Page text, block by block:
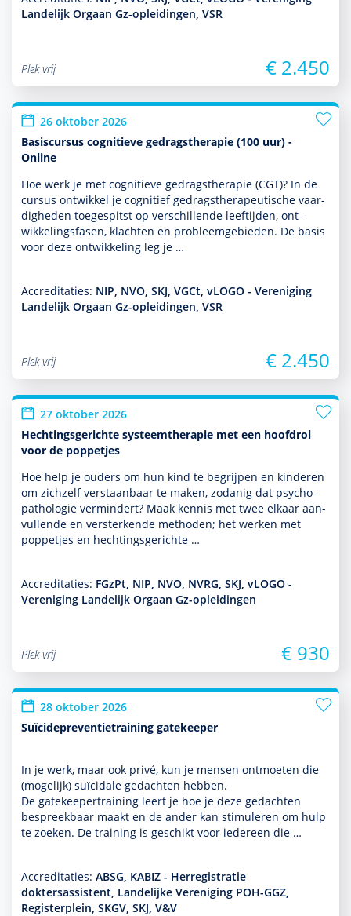
Landelijk Orgaan Gz-opleidingen, VSR
Plek vrij € 2.450
26 oktober 2026
Basiscursus cognitieve gedragstherapie (100 uur) -
Online
Hoe werk je met cogni­tieve gedrags­thera­pie (CGT)? In de
cursus ontwik­kel je cognitief gedrags­thera­peu­tische vaar­
dig­heden toegespitst op ver­schil­lende leeftijden, ont­
wikke­lingsfasen, klachten en probleemgebieden. De basis
voor deze ont­wikke­ling leg je …
Accreditaties: NIP, NVO, SKJ, VGCt, vLOGO - Vereniging
Landelijk Orgaan Gz-opleidingen, VSR
Plek vrij € 2.450
27 oktober 2026
Hechtingsgerichte systeemtherapie met een hoofdrol
voor de poppetjes
Hoe help je ouders om hun kind te begrijpen en kin­de­ren
om zichzelf ver­staan­baar te maken, zodanig dat psycho­
patho­logie vermindert? Maak kennis met twee elkaar aan­
vullende en versterkende methoden; het werken met
poppetjes en hechtingsgerichte …
Accreditaties: FGzPt, NIP, NVO, NVRG, SKJ, vLOGO -
Vereniging Landelijk Orgaan Gz-opleidingen
Plek vrij € 930
28 oktober 2026
Suïcidepreventietraining gatekeeper
In je werk, maar ook privé, kun je mensen ontmoeten die
(moge­lijk) suïcidale gedachten hebben.
De gatekeepertraining leert je hoe je deze gedachten
bespreekbaar maakt en de ander kan stimuleren om hulp
te zoeken. De training is geschikt voor iedereen die …
Accreditaties: ABSG, KABIZ - Herregistratie
doktersassistent, Landelijke Vereniging POH-GGZ,
Registerplein, SKGV, SKJ, V&V